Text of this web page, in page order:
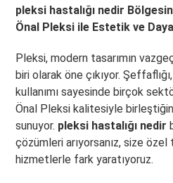
pleksi hastalığı nedir
Önal Pleksi ile Estetik ve
Pleksi, modern tasarımın
biri olarak öne çıkıyor.
kullanımı sayesinde birçok
Önal Pleksi kalitesiyle
sunuyor. pleksi hastalığı nedir
çözümleri arıyorsanız, size
hizmetlerle fark yaratıyoruz.